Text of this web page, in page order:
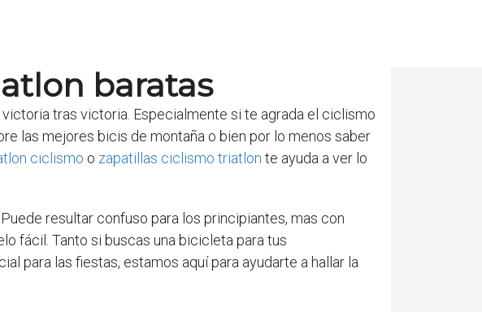
baratas
tras victoria. Especialmente si te agrada el ciclismo
las mejores bicis de montaña o bien por lo menos saber
ciclismo o zapatillas ciclismo triatlon te ayuda a ver lo
resultar confuso para los principiantes, mas con
fácil. Tanto si buscas una bicicleta para tus
para las fiestas, estamos aquí para ayudarte a hallar la